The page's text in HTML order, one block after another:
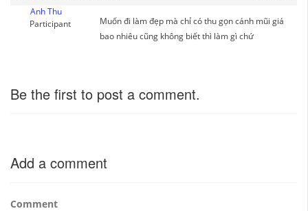
Anh Thu
Participant
Muốn đi làm đẹp mà chỉ có thu gọn cánh mũi giá
bao nhiêu cũng không biết thì làm gì chứ
Be the first to post a comment.
Add a comment
Comment